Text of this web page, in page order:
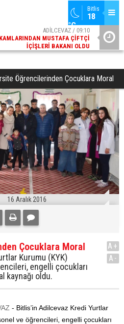
Bitlis
18
°C
ADİLCEVAZ / 09:10
MUSTAFA ÇIFTÇI
İÇIŞLERI BAKANI OLDU
Öğrencilerinden Çocuklara Moral
16 Aralık 2016
Çocuklara Moral
Kurumu (KYK)
engelli çocukları
kaynağı oldu.
A+
A-
- Bitlis’in Adilcevaz Kredi Yurtlar
ve öğrencileri, engelli çocukları